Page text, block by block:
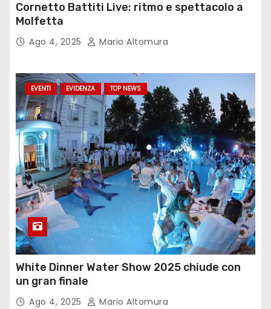
Cornetto Battiti Live: ritmo e spettacolo a
Molfetta
Ago 4, 2025 Mario Altomura
EVENTI EVIDENZA TOP NEWS
White Dinner Water Show 2025 chiude con
un gran finale
Ago 4, 2025 Mario Altomura